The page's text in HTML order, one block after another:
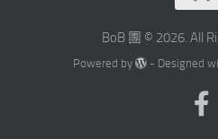
BoB 團 © 2026. All
Powered by - Designed